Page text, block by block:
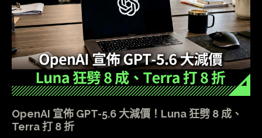
OpenAI 宣佈 GPT-5.6 大減價！Luna 狂劈 8 成、
Terra 打 8 折